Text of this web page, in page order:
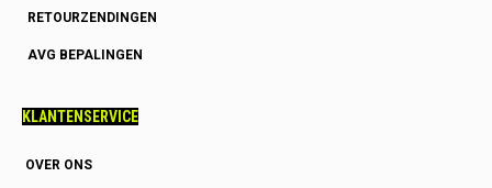
RETOURZENDINGEN
AVG BEPALINGEN
KLANTENSERVICE
OVER ONS